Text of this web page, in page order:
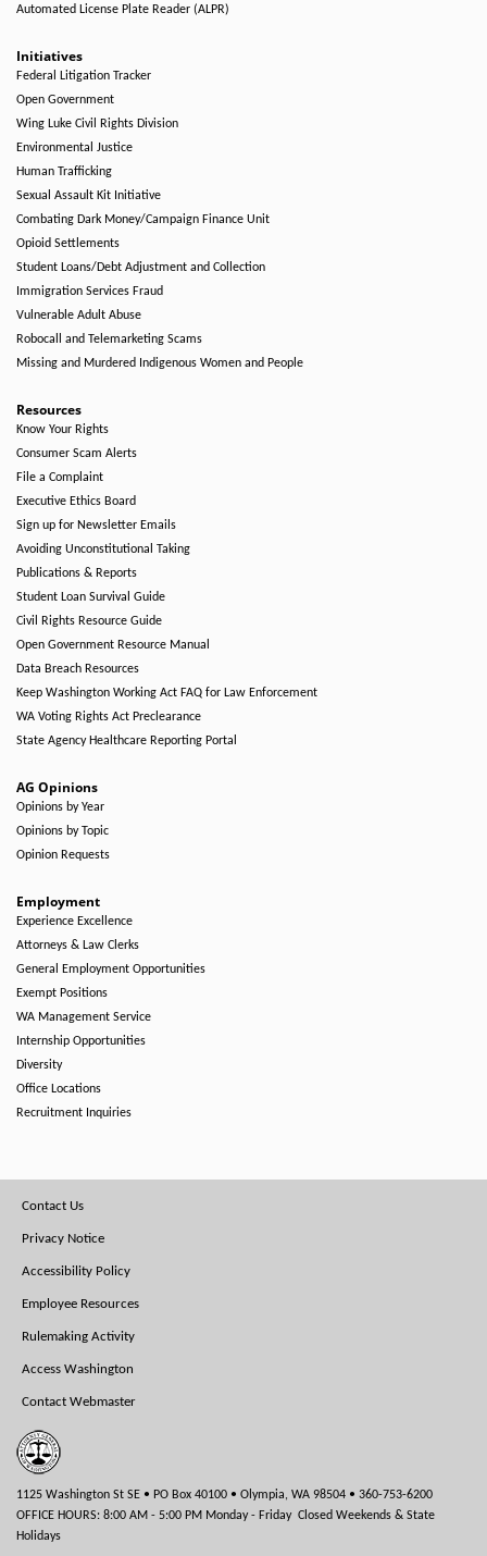
Automated License Plate Reader (ALPR)
Initiatives
Federal Litigation Tracker
Open Government
Wing Luke Civil Rights Division
Environmental Justice
Human Trafficking
Sexual Assault Kit Initiative
Combating Dark Money/Campaign Finance Unit
Opioid Settlements
Student Loans/Debt Adjustment and Collection
Immigration Services Fraud
Vulnerable Adult Abuse
Robocall and Telemarketing Scams
Missing and Murdered Indigenous Women and People
Resources
Know Your Rights
Consumer Scam Alerts
File a Complaint
Executive Ethics Board
Sign up for Newsletter Emails
Avoiding Unconstitutional Taking
Publications & Reports
Student Loan Survival Guide
Civil Rights Resource Guide
Open Government Resource Manual
Data Breach Resources
Keep Washington Working Act FAQ for Law Enforcement
WA Voting Rights Act Preclearance
State Agency Healthcare Reporting Portal
AG Opinions
Opinions by Year
Opinions by Topic
Opinion Requests
Employment
Experience Excellence
Attorneys & Law Clerks
General Employment Opportunities
Exempt Positions
WA Management Service
Internship Opportunities
Diversity
Office Locations
Recruitment Inquiries
Footer
Menu
Contact Us
Privacy Notice
Accessibility Policy
Employee Resources
Rulemaking Activity
Access Washington
Contact Webmaster
1125 Washington St SE • PO Box 40100 • Olympia, WA 98504 • 360-753-6200
OFFICE HOURS: 8:00 AM - 5:00 PM Monday - Friday Closed Weekends & State
Holidays